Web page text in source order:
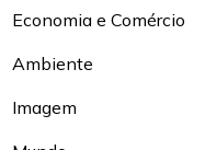
Economia e Comércio
Ambiente
Imagem